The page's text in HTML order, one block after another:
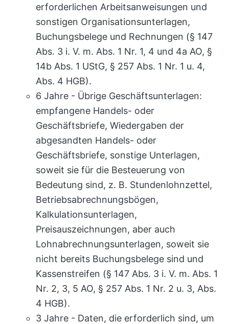
erforderlichen Arbeitsanweisungen und
sonstigen Organisationsunterlagen,
Buchungsbelege und Rechnungen (§ 147
Abs. 3 i. V. m. Abs. 1 Nr. 1, 4 und 4a AO, §
14b Abs. 1 UStG, § 257 Abs. 1 Nr. 1 u. 4,
Abs. 4 HGB).
6 Jahre - Übrige Geschäftsunterlagen:
empfangene Handels- oder
Geschäftsbriefe, Wiedergaben der
abgesandten Handels- oder
Geschäftsbriefe, sonstige Unterlagen,
soweit sie für die Besteuerung von
Bedeutung sind, z. B. Stundenlohnzettel,
Betriebsabrechnungsbögen,
Kalkulationsunterlagen,
Preisauszeichnungen, aber auch
Lohnabrechnungsunterlagen, soweit sie
nicht bereits Buchungsbelege sind und
Kassenstreifen (§ 147 Abs. 3 i. V. m. Abs. 1
Nr. 2, 3, 5 AO, § 257 Abs. 1 Nr. 2 u. 3, Abs.
4 HGB).
3 Jahre - Daten, die erforderlich sind, um